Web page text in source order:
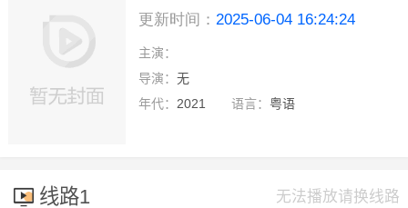
更新时间： 2025-06-04 16:24:24
主演：
导演： 无
年代： 2021 语言： 粤语
线路1 无法播放请换线路